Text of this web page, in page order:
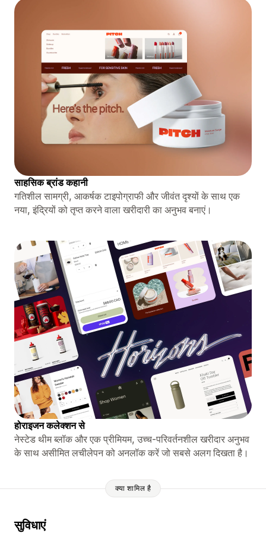
साहसिक ब्रांड कहानी
गतिशील सामग्री, आकर्षक टाइपोग्राफी और जीवंत दृश्यों के साथ एक
नया, इंद्रियों को तृप्त करने वाला खरीदारी का अनुभव बनाएं।
होराइजन कलेक्शन से
नेस्टेड थीम ब्लॉक और एक प्रीमियम, उच्च-परिवर्तनशील खरीदार अनुभव
के साथ असीमित लचीलेपन को अनलॉक करें जो सबसे अलग दिखता है।
क्या शामिल है
सुविधाएं